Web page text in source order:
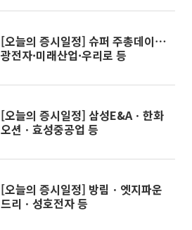
[오늘의 증시일정] 슈퍼 주총데이⋯
광전자·미래산업·우리로 등
[오늘의 증시일정] 삼성E&Aㆍ한화
오션ㆍ효성중공업 등
[오늘의 증시일정] 방림ㆍ엣지파운
드리ㆍ성호전자 등